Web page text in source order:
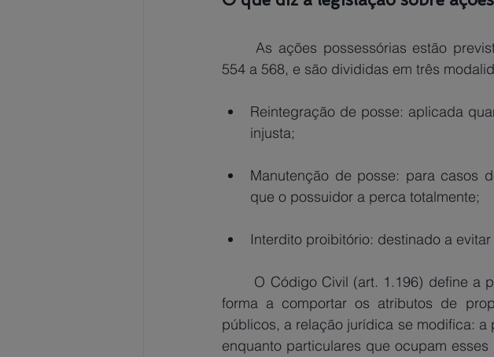
As ações possessórias estão
554 a 568, e são divididas em três
Reintegração de posse: aplicada
injusta;
Manutenção de posse: para casos
que o possuidor a perca totalmente;
Interdito proibitório: destinado a
forma a comportar os atributos de
públicos, a relação jurídica se modifica:
enquanto particulares que ocupam